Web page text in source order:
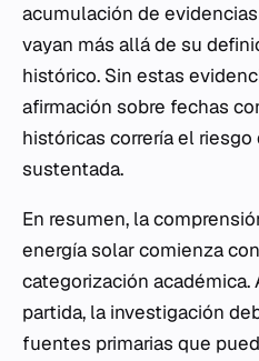
acumulación de
vayan más allá de su
histórico. Sin estas
afirmación sobre fechas
históricas correría el
sustentada.
En resumen, la
energía solar comienza
categorización
partida, la investigación
fuentes primarias que